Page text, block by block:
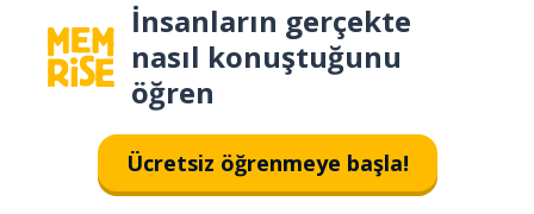
İnsanların gerçekte
nasıl konuştuğunu
öğren
Ücretsiz öğrenmeye başla!